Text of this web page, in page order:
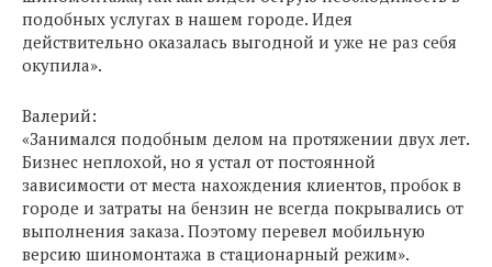
подобных услугах в нашем городе. Идея
действительно оказалась выгодной и уже не раз себя
окупила».
Валерий:
«Занимался подобным делом на протяжении двух лет.
Бизнес неплохой, но я устал от постоянной
зависимости от места нахождения клиентов, пробок в
городе и затраты на бензин не всегда покрывались от
выполнения заказа. Поэтому перевел мобильную
версию шиномонтажа в стационарный режим».